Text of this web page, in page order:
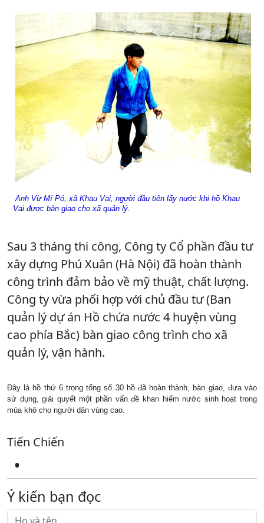
Anh Vừ Mí Pó, xã Khau Vai, người đầu tiên lấy nước khi hồ Khau
Vai được bàn giao cho xã quản lý.
Sau 3 tháng thi công, Công ty Cổ phần đầu tư
xây dựng Phú Xuân (Hà Nội) đã hoàn thành
công trình đảm bảo về mỹ thuật, chất lượng.
Công ty vừa phối hợp với chủ đầu tư (Ban
quản lý dự án Hồ chứa nước 4 huyện vùng
cao phía Bắc) bàn giao công trình cho xã
quản lý, vận hành.
Đây là hồ thứ 6 trong tổng số 30 hồ đã hoàn thành, bàn giao, đưa vào
sử dụng, giải quyết một phần vấn đề khan hiếm nước sinh hoạt trong
mùa khô cho người dân vùng cao.
Tiến Chiến
Ý kiến bạn đọc